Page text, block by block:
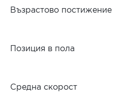
Възрастово постижение
Позиция в пола
Средна скорост